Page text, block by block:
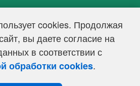
cookies. Продолжая
вы даете согласие на
в соответствии с
обработки cookies.
2005 — 2026 г.
СМИ Эл № ФС 77-39848, выдано
надзору в сфере связи,
и массовых коммуникаций